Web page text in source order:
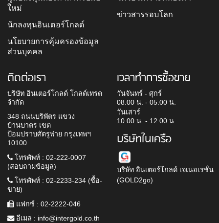
ใหม่
นักลงทุนอินเตอร์โกลด์
นโยบายการคุ้มครองข้อมูล
ส่วนบุคคล
ข่าวสารรอบโลก
ติดต่อเรา
บริษัท อินเตอร์โกลด์ โกลด์เทรด
จำกัด
348 ถนนบริพัตร แขวง
บ้านบาตร เขต
ป้อมปราบศัตรูพ่าย กรุงเทพฯ
10100
โทรศัพท์ : 02-222-0007
(สอบถามข้อมูล)
โทรศัพท์ : 02-2233-234 (ซื้อ-
ขาย)
แฟกซ์ : 02-2222-046
อีเมล : info@intergold.co.th
เวลาทำการซื้อขาย
วันจันทร์ - ศุกร์
08.00 น. - 05.00 น.
วันเสาร์
10.00 น. - 12.00 น.
บริษัทในเครือ
บริษัท อินเตอร์โกลด์ เจเนอเรชั่น
(GOLD2go)